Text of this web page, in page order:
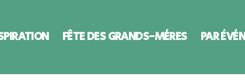
FÊTE DES GRANDS-MÈRES PAR